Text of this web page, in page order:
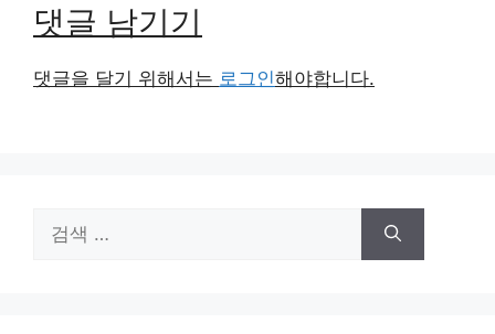
댓글 남기기
댓글을 달기 위해서는 로그인해야합니다.
색: